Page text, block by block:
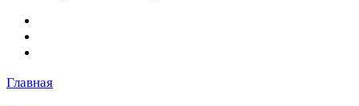
Главная